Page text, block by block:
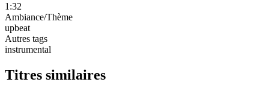
1:32
Ambiance/Thème
upbeat
Autres tags
instrumental
Titres similaires